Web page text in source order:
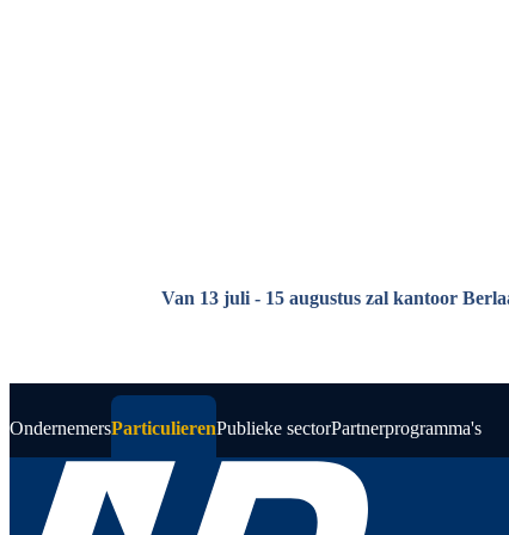
Van 13 juli - 15 augustus zal kantoor
OndernemersParticulierenPublieke sectorPartnerprogramma's